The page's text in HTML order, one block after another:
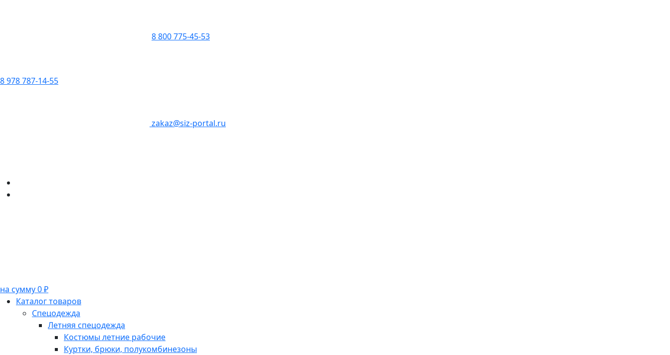
8 800 775-45-53
8 978 787-14-55
zakaz@siz-portal.ru
на сумму 0 ₽
Каталог товаров
Спецодежда
Летняя спецодежда
Костюмы летние рабочие
Куртки, брюки, полукомбинезоны